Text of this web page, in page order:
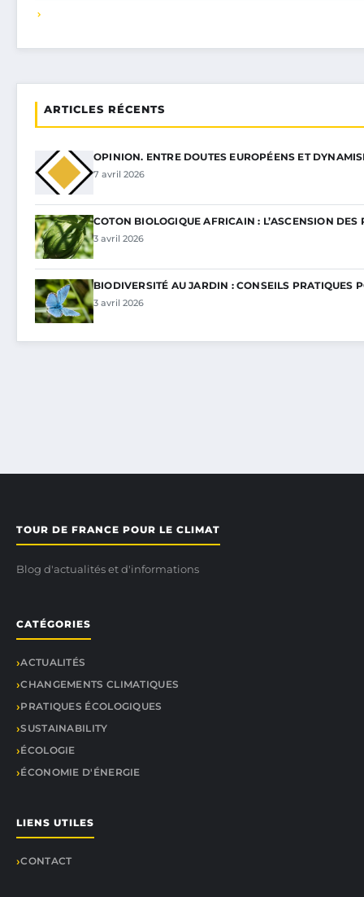
ARTICLES RÉCENTS
OPINION. ENTRE DOUTES EUROPÉENS ET
7 avril 2026
COTON BIOLOGIQUE AFRICAIN : L’ASCENSION DES
3 avril 2026
BIODIVERSITÉ AU JARDIN : CONSEILS PRATIQUES
3 avril 2026
TOUR DE FRANCE POUR LE CLIMAT
Blog d'actualités et d'informations
CATÉGORIES
ACTUALITÉS
CHANGEMENTS CLIMATIQUES
PRATIQUES ÉCOLOGIQUES
SUSTAINABILITY
ÉCOLOGIE
ÉCONOMIE D'ÉNERGIE
LIENS UTILES
CONTACT